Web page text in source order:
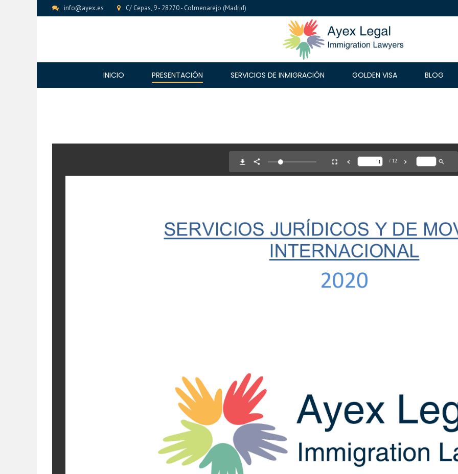
info@ayex.es C/ Cepas, 9 - 28270 - Colmenarejo (Madrid)
INICIO PRESENTACIÓN SERVICIOS DE INMIGRACIÓN GOLDEN VISA BLOG
BREXIT